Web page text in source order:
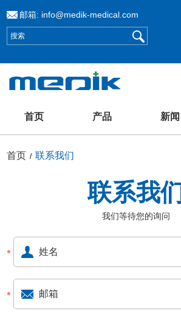
邮箱: info@medik-medical.com
首页 产品 新闻
首页 /联系我们
联系我们
我们等待您的询问